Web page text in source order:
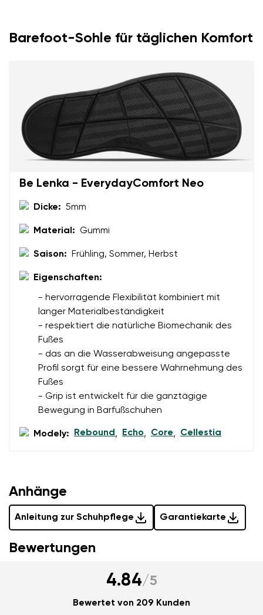
Land ändern
Lieferland auswählen
Bestätigen
Barefoot-Sohle für täglichen Komfort
Be Lenka - EverydayComfort Neo
Dicke: 5mm
Material: Gummi
Saison: Frühling, Sommer, Herbst
Eigenschaften:
- hervorragende Flexibilität kombiniert mit
langer Materialbeständigkeit
- respektiert die natürliche Biomechanik des
Fußes
- das an die Wasserabweisung angepasste
Profil sorgt für eine bessere Wahrnehmung des
Fußes
- Grip ist entwickelt für die ganztägige
Bewegung in Barfußschuhen
Modely: Rebound , Echo, Core, Cellestia
Anhänge
Anleitung zur Schuhpflege Garantiekarte
Deine E-Mail
Frage
Ich bin mit der Verarbeitung der eingegebenen
personenbezogenen Daten im Sinne von
Bewertungen
4.84/5
Bewertet von 209 Kunden
Dein Name Variante
Bestellnummer
Ich bin mit der Verarbeitung der eingegebenen
personenbezogenen Daten im Sinne von
Bedingungenund deren Veröffentlichung
einverstanden.
Bewertung hinzufügen